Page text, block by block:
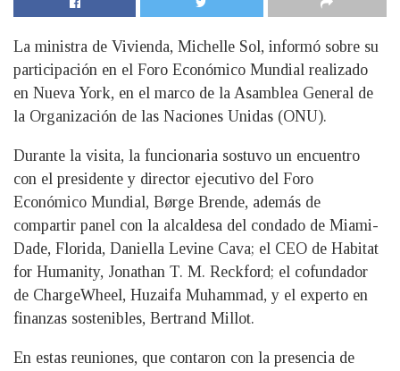
La ministra de Vivienda, Michelle Sol, informó sobre su
participación en el Foro Económico Mundial realizado
en Nueva York, en el marco de la Asamblea General de
la Organización de las Naciones Unidas (ONU).
Durante la visita, la funcionaria sostuvo un encuentro
con el presidente y director ejecutivo del Foro
Económico Mundial, Børge Brende, además de
compartir panel con la alcaldesa del condado de Miami-
Dade, Florida, Daniella Levine Cava; el CEO de Habitat
for Humanity, Jonathan T. M. Reckford; el cofundador
de ChargeWheel, Huzaifa Muhammad, y el experto en
finanzas sostenibles, Bertrand Millot.
En estas reuniones, que contaron con la presencia de